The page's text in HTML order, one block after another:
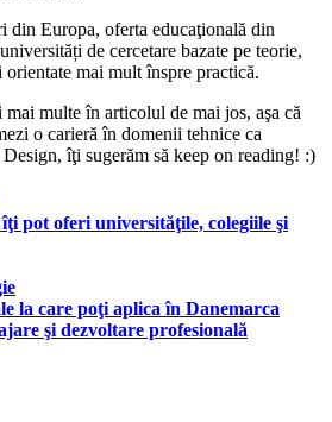
din Europa, oferta educaţională din
de cercetare bazate pe teorie,
mai mult înspre practică.
multe în articolul de mai jos, aşa că
o carieră în domenii tehnice ca
îţi sugerăm să keep on reading! :)
pot oferi universităţile, colegiile şi
la care poţi aplica în Danemarca
şi dezvoltare profesională